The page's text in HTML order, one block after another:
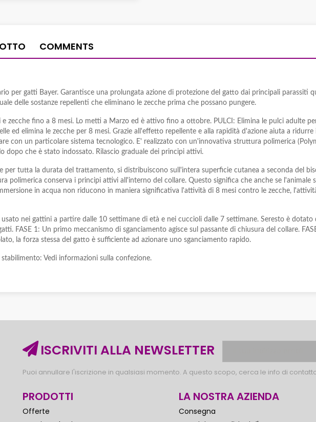
COMMENTS
per gatti Bayer. Garantisce una prolungata azione di protezione del gatto dai principali parassiti
delle sostanze repellenti che eliminano le zecche prima che possano pungere.
zecche fino a 8 mesi. Lo metti a Marzo ed è attivo fino a ottobre. PULCI: Elimina le pulci adulte
ed elimina le zecche per 8 mesi. Grazie all'effetto repellente e alla rapidità d'azione aiuta a
con un particolare sistema tecnologico. E' realizzato con un'innovativa struttura polimerica
dopo che è stato indossato. Rilascio graduale dei principi attivi.
per tutta la durata del trattamento, si distribuiscono sull'intera superficie cutanea a seconda del
polimerica conserva i principi attivi all'interno del collare. Questo significa che anche se l'animale
in acqua non riducono in maniera significativa l'attività di 8 mesi contro le zecche,
nei gattini a partire dalle 10 settimane di età e nei cuccioli dalle 7 settimane. Seresto è
FASE 1: Un primo meccanismo di sganciamento agisce sul passante di chiusura del collare.
la forza stessa del gatto è sufficiente ad azionare uno sganciamento rapido.
Vedi informazioni sulla confezione.
ISCRIVITI ALLA NEWSLETTER
Puoi annullare l'iscrizione in qualsiasi momento. A questo scopo, cerca le info di
PRODOTTI
Offerte
LA NOSTRA AZIENDA
Consegna